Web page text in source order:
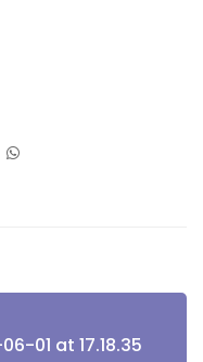
01 at 17.18.35